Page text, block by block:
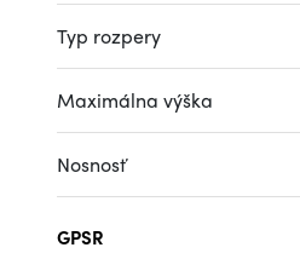
Typ rozpery
Maximálna výška
Nosnosť
GPSR